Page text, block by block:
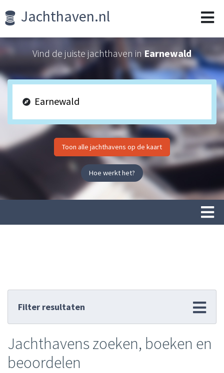
Jachthaven.nl
Vind de juiste jachthaven inEarnewald
Toon alle jachthavens op de kaart
Hoe werkt het?
Filter resultaten
Jachthavens zoeken, boeken en
beoordelen